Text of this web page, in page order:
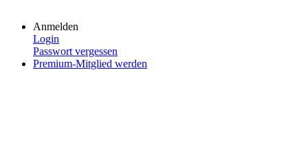
Anmelden
Login
Passwort vergessen
Premium-Mitglied werden